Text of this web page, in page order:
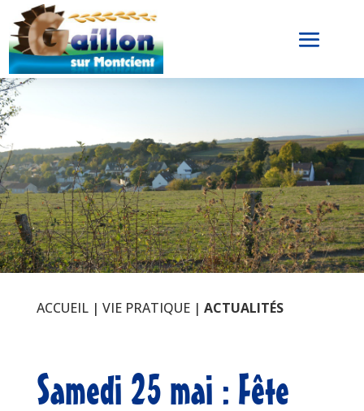
ACCUEIL| VIE PRATIQUE| ACTUALITÉS
Samedi 25 mai : Fête